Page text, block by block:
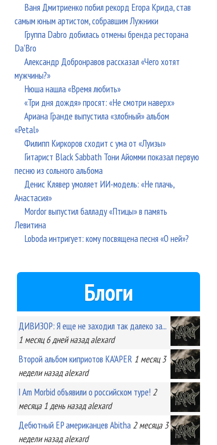
Ваня Дмитриенко побил рекорд Егора Крида, став
самым юным артистом, собравшим Лужники
Группа Dabro добилась отмены бренда ресторана
Da'Bro
Александр Добронравов рассказал «Чего хотят
мужчины?»
Нюша нашла «Время любить»
«Три дня дождя» просят: «Не смотри наверх»
Ариана Гранде выпустила «злобный» альбом
«Petal»
Филипп Киркоров сходит с ума от «Луизы»
Гитарист Black Sabbath Тони Айомми показал первую
песню из сольного альбома
Денис Клявер умоляет ИИ-модель: «Не плачь,
Анастасия»
Mordor выпустил балладу «Птицы» в память
Левитина
Loboda интригует: кому посвящена песня «О ней»?
Блоги
ДИВИЗОР: Я еще не заходил так далеко за...
1 месяц 6 днейназад alexard
Второй альбом киприотов KA'APER 1 месяц 3
неделиназад alexard
I Am Morbid объявили о российском туре! 2
месяца 1 деньназад alexard
Дебютный EP американцев Abitha 2 месяца 3
неделиназад alexard